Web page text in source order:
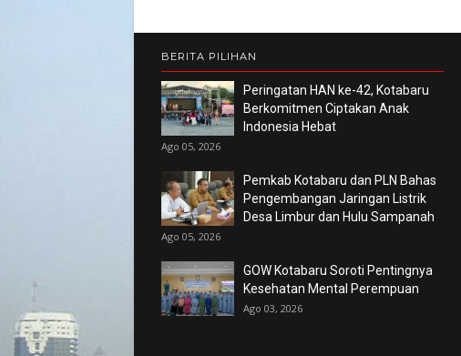
BERITA PILIHAN
Peringatan HAN ke-42, Kotabaru
Berkomitmen Ciptakan Anak
Indonesia Hebat
Ago 05, 2026
Pemkab Kotabaru dan PLN Bahas
Pengembangan Jaringan Listrik
Desa Limbur dan Hulu Sampanah
Ago 05, 2026
GOW Kotabaru Soroti Pentingnya
Kesehatan Mental Perempuan
Ago 03, 2026